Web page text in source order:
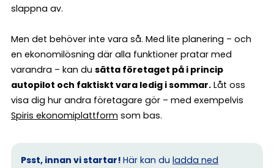
slappna av.
Men det behöver inte vara så. Med lite planering – och
en ekonomilösning där alla funktioner pratar med
varandra – kan du sätta företaget på i princip
autopilot och faktiskt vara ledig i sommar. Låt oss
visa dig hur andra företagare gör – med exempelvis
Spiris ekonomiplattform som bas.
Psst, innan vi startar! Här kan du ladda ned